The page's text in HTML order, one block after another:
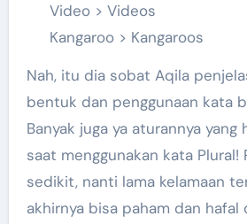
Video > Videos
Kangaroo > Kangaroos
Nah, itu dia sobat Aqila
bentuk dan penggunaan kata
Banyak juga ya aturannya yang
saat menggunakan kata
sedikit, nanti lama kelamaan
akhirnya bisa paham dan